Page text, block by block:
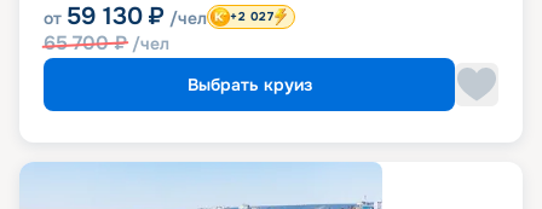
от 59 130 ₽ /чел
65 700₽ /чел
+2 027
Выбрать круиз